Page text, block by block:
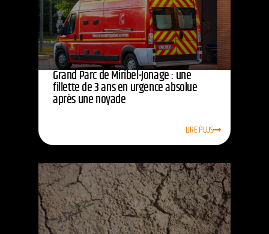
Grand Parc de Miribel-Jonage : une
fillette de 3 ans en urgence absolue
après une noyade
LIRE PLUS